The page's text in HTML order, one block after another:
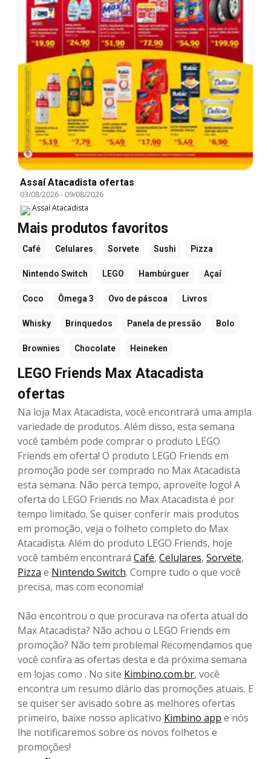
Assaí Atacadista ofertas
03/08/2026- 09/08/2026
Assaí Atacadista
Mais produtos favoritos
Café Celulares Sorvete Sushi Pizza
Nintendo Switch LEGO Hambúrguer Açaí
Coco Ômega 3 Ovo de páscoa Livros
Whisky Brinquedos Panela de pressão Bolo
Brownies Chocolate Heineken
LEGO Friends Max Atacadista
ofertas
Na loja Max Atacadista, você encontrará uma ampla
variedade de produtos. Além disso, esta semana
você também pode comprar o produto LEGO
Friends em oferta! O produto LEGO Friends em
promoção pode ser comprado no Max Atacadista
esta semana. Não perca tempo, aproveite logo! A
oferta do LEGO Friends no Max Atacadista é por
tempo limitado. Se quiser conferir mais produtos
em promoção, veja o folheto completo do Max
Atacadista. Além do produto LEGO Friends, hoje
você também encontrará Café, Celulares, Sorvete,
Pizza e Nintendo Switch. Compre tudo o que você
precisa, mas com economia!
Não encontrou o que procurava na oferta atual do
Max Atacadista? Não achou o LEGO Friends em
promoção? Não tem problema! Recomendamos que
você confira as ofertas desta e da próxima semana
em lojas como . No site Kimbino.com.br, você
encontra um resumo diário das promoções atuais. E
se quiser ser avisado sobre as melhores ofertas
primeiro, baixe nosso aplicativo Kimbino app e nós
lhe notificaremos sobre os novos folhetos e
promoções!